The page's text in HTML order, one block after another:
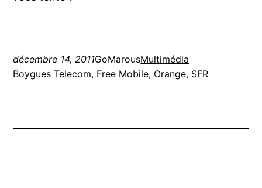
décembre 14, 2011GoMarousMultimédia
Boygues Telecom, Free Mobile, Orange, SFR